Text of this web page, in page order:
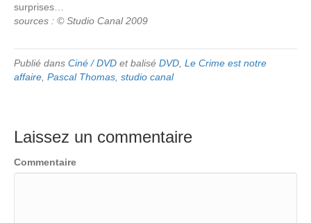
surprises…
sources : © Studio Canal 2009
Publié dans Ciné / DVD et balisé DVD Le Crime est notre
affaire Pascal Thomas studio canal
Laissez un commentaire
Commentaire